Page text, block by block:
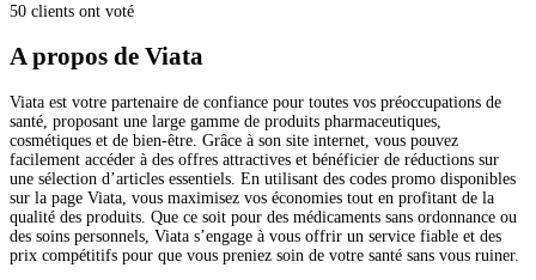
50 clients ont voté
A propos de Viata
Viata est votre partenaire de confiance pour toutes vos préoccupations de
santé, proposant une large gamme de produits pharmaceutiques,
cosmétiques et de bien-être. Grâce à son site internet, vous pouvez
facilement accéder à des offres attractives et bénéficier de réductions sur
une sélection d’articles essentiels. En utilisant des codes promo disponibles
sur la page Viata, vous maximisez vos économies tout en profitant de la
qualité des produits. Que ce soit pour des médicaments sans ordonnance ou
des soins personnels, Viata s’engage à vous offrir un service fiable et des
prix compétitifs pour que vous preniez soin de votre santé sans vous ruiner.